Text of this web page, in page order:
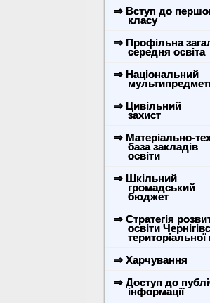
⇒ Вступ до
класу
⇒ Профільна
середня освіта
⇒ Національний
⇒ Цивільний
захист
⇒ Матеріально-
база закладів
освіти
⇒ Шкільний
громадський
бюджет
⇒ Стратегія
освіти
територіальної
⇒ Харчування
⇒ Доступ до
інформації